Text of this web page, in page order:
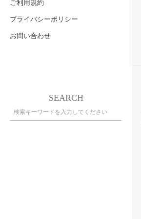
ご利用規約
プライバシーポリシー
お問い合わせ
SEARCH